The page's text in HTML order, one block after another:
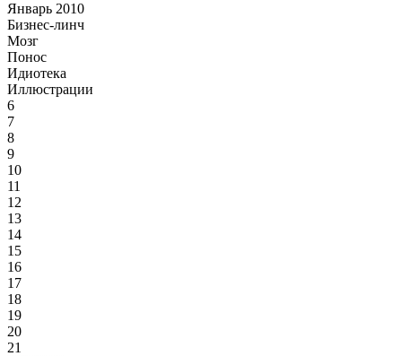
Январь 2010
Бизнес-линч
Мозг
Понос
Идиотека
Иллюстрации
6
7
8
9
10
11
12
13
14
15
16
17
18
19
20
21